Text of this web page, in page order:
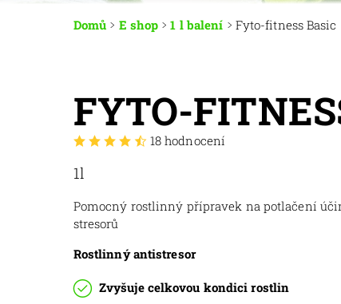
Domů E shop 1 l balení Fyto-fitness Basic
FYTO-
18 hodnocení
1l
Pomocný rostlinný přípravek na potlačení
stresorů
Rostlinný antistresor
Zvyšuje celkovou kondici rostlin